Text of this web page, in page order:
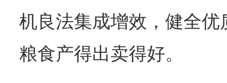
机良法集成增效，健全
粮食产得出卖得好。